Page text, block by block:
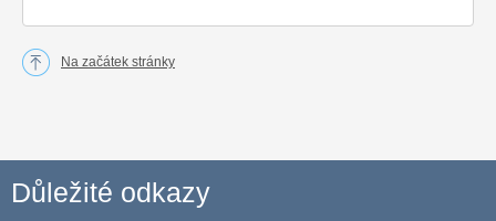
Na začátek stránky
Důležité odkazy